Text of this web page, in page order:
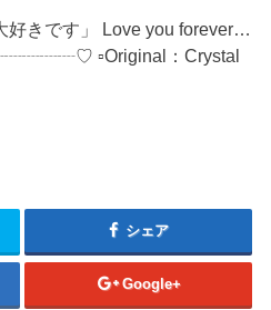
好きです」 Love you forever…
▫Original：Crystal
シェア
Google+